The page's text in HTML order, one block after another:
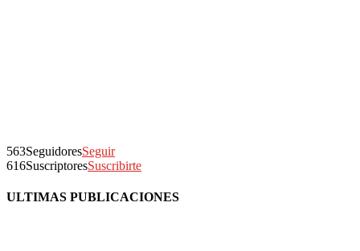
563SeguidoresSeguir
616SuscriptoresSuscribirte
ULTIMAS PUBLICACIONES